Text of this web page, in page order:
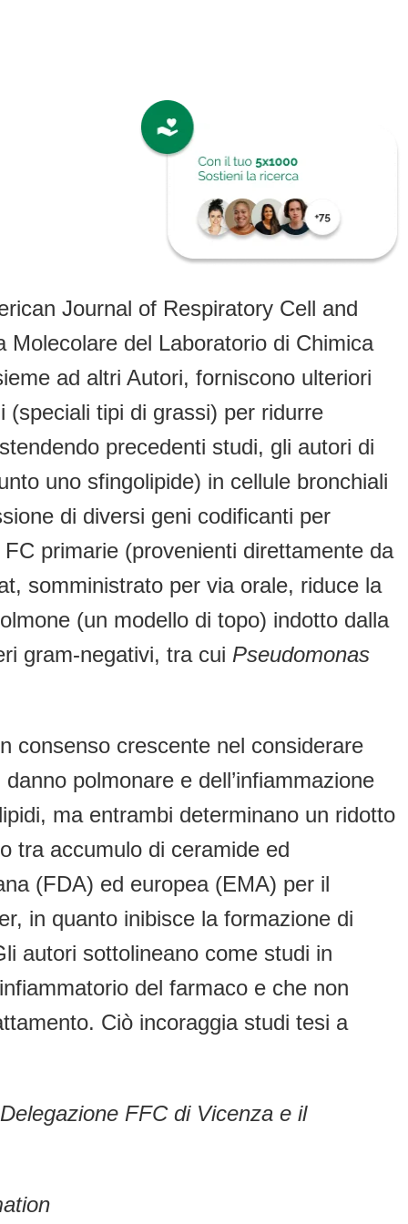
Journal of Respiratory Cell and
del Laboratorio di Chimica
ad altri Autori, forniscono ulteriori
(speciali tipi di grassi) per ridurre
precedenti studi, gli autori di
uno sfingolipide) in cellule bronchiali
di diversi geni codificanti per
primarie (provenienti direttamente da
somministrato per via orale, riduce la
(un modello di topo) indotto dalla
gram-negativi, tra cui Pseudomonas
consenso crescente nel considerare
polmonare e dell’infiammazione
ma entrambi determinano un ridotto
tra accumulo di ceramide ed
(FDA) ed europea (EMA) per il
in quanto inibisce la formazione di
autori sottolineano come studi in
del farmaco e che non
Ciò incoraggia studi tesi a
Delegazione FFC di Vicenza e il